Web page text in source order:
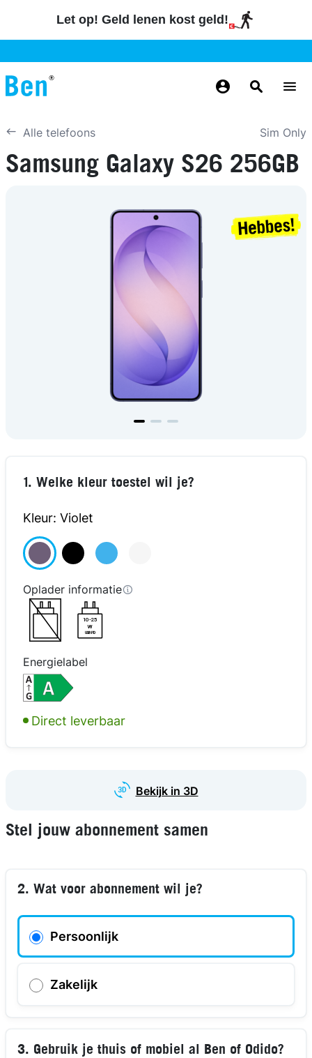
Let op! Geld lenen kost geld!
Alle telefoons Sim Only
Samsung Galaxy S26 256GB
in 3D
in 3D
in 3D
1. Welke kleur toestel wil je?
Kleur: Violet
Oplader informatie
10-25
W
USB PD
Energielabel
Direct leverbaar
Bekijk in 3D
Stel jouw abonnement samen
2. Wat voor abonnement wil je?
Persoonlijk
Zakelijk
3. Gebruik je thuis of mobiel al Ben of Odido?